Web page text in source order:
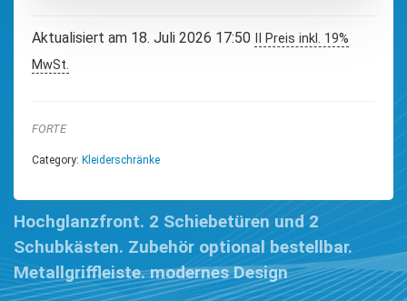
Aktualisiert am 18. Juli 2026 17:50
II Preis inkl. 19%
MwSt.
FORTE
Category: Kleiderschränke
Hochglanzfront. 2 Schiebetüren und 2
Schubkästen. Zubehör optional bestellbar.
Metallgriffleiste. modernes Design